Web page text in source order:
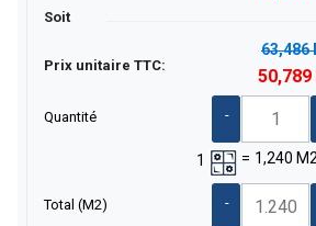
Soit
Prix unitaire TTC:
63,486
50,789
Quantité -
1 = 1,240 M2
Total (M2) -